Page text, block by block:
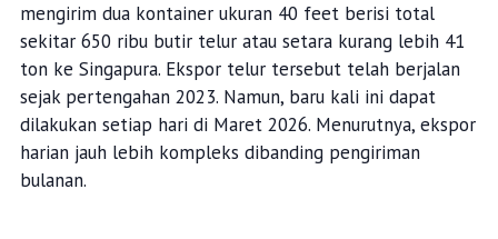
mengirim dua kontainer ukuran 40 feet berisi total
sekitar 650 ribu butir telur atau setara kurang lebih 41
ton ke Singapura. Ekspor telur tersebut telah berjalan
sejak pertengahan 2023. Namun, baru kali ini dapat
dilakukan setiap hari di Maret 2026. Menurutnya, ekspor
harian jauh lebih kompleks dibanding pengiriman
bulanan.